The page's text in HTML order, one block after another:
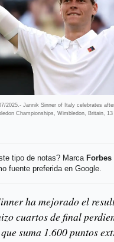
2025.- Jannik Sinner of Italy celebrates
Championships, Wimbledon, Britain,
tipo de notas? Marca Forbes
fuente preferida en Google.
ha mejorado el
cuartos de final
suma 1.600 puntos